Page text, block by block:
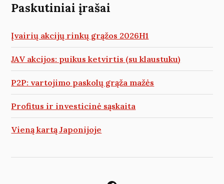
Paskutiniai įrašai
Įvairių akcijų rinkų grąžos 2026H1
JAV akcijos: puikus ketvirtis (su klaustuku)
P2P: vartojimo paskolų grąža mažės
Profitus ir investicinė sąskaita
Vieną kartą Japonijoje